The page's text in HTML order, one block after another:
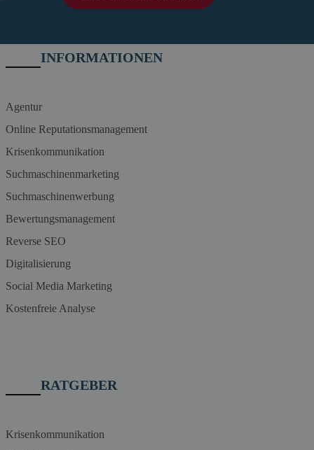
INFORMATIONEN
Agentur
Online Reputationsmanagement
Krisenkommunikation
Suchmaschinenmarketing
Suchmaschinenwerbung
Bewertungsmanagement
Reverse SEO
Digitalisierung
Social Media Marketing
Kostenfreie Analyse
RATGEBER
Krisenkommunikation